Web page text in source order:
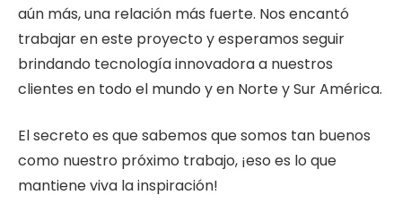
aún más, una relación más fuerte. Nos encantó
trabajar en este proyecto y esperamos seguir
brindando tecnología innovadora a nuestros
clientes en todo el mundo y en Norte y Sur América.
El secreto es que sabemos que somos tan buenos
como nuestro próximo trabajo, ¡eso es lo que
mantiene viva la inspiración!